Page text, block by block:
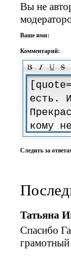
Вы не
Ваше имя:
Комментарий:
Следить за
Татьяна
Спасибо